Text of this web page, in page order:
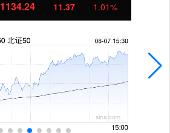
1134.24 11.37 1.01%